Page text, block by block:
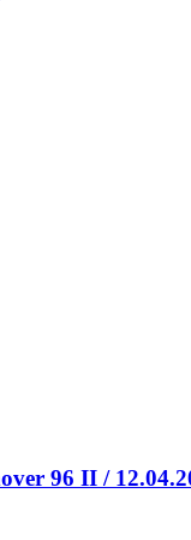
96 II /